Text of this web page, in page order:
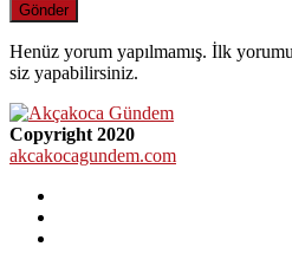
Henüz yorum yapılmamış. İlk
siz yapabilirsiniz.
Copyright 2020
akcakocagundem.com